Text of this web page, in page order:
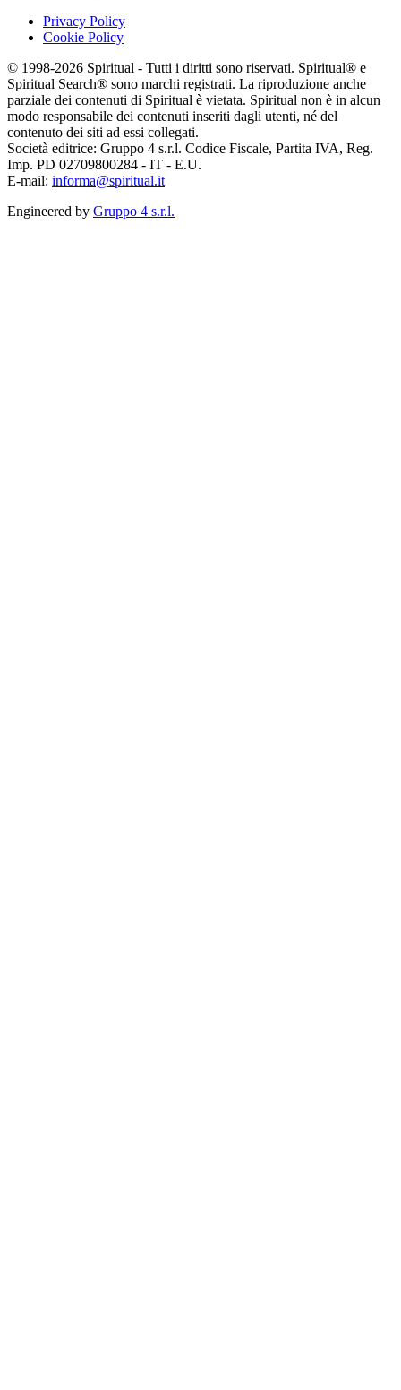
Privacy Policy
Cookie Policy
© 1998-2026 Spiritual - Tutti i diritti sono riservati. Spiritual® e
Spiritual Search® sono marchi registrati. La riproduzione anche
parziale dei contenuti di Spiritual è vietata. Spiritual non è in alcun
modo responsabile dei contenuti inseriti dagli utenti, né del
contenuto dei siti ad essi collegati.
Società editrice: Gruppo 4 s.r.l. Codice Fiscale, Partita IVA, Reg.
Imp. PD 02709800284 - IT - E.U.
E-mail: informa@spiritual.it
Engineered by Gruppo 4 s.r.l.